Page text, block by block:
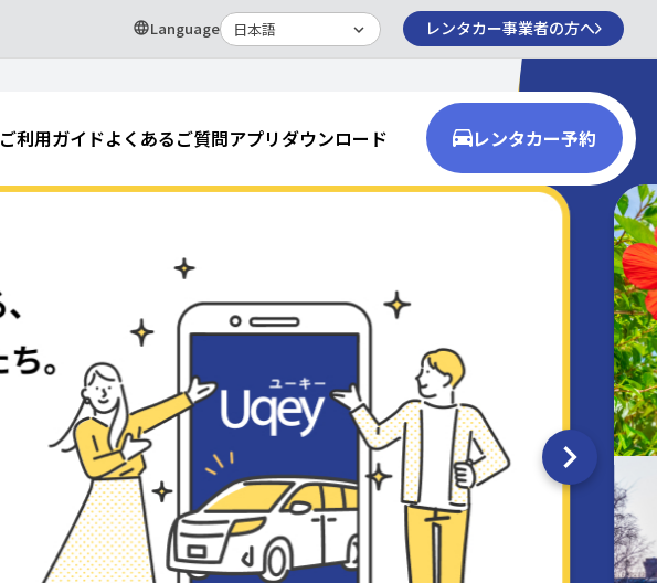
Language レンタカー事業者の方へ
ご利用ガイドよくあるご質問アプリダウンロード レンタカー予約